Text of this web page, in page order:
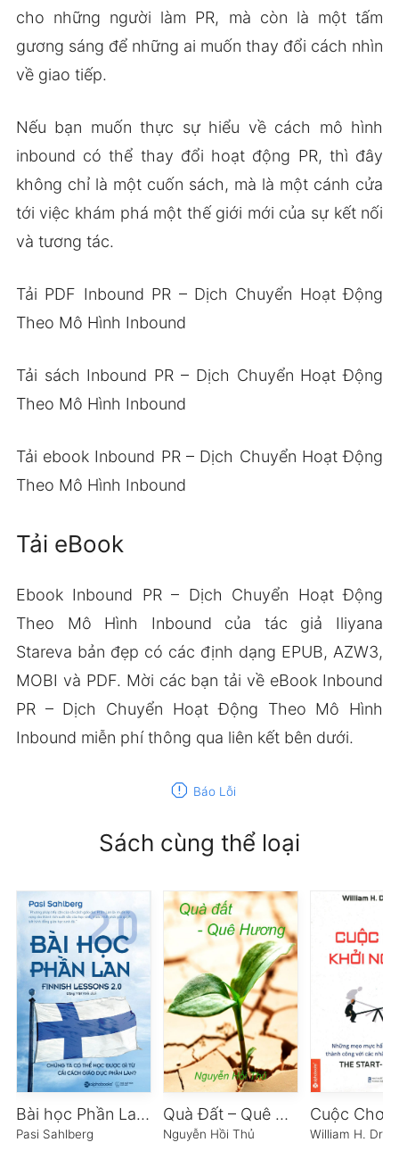
cho những người làm PR, mà còn là một tấm
gương sáng để những ai muốn thay đổi cách nhìn
về giao tiếp.
Nếu bạn muốn thực sự hiểu về cách mô hình
inbound có thể thay đổi hoạt động PR, thì đây
không chỉ là một cuốn sách, mà là một cánh cửa
tới việc khám phá một thế giới mới của sự kết nối
và tương tác.
Tải PDF Inbound PR – Dịch Chuyển Hoạt Động
Theo Mô Hình Inbound
Tải sách Inbound PR – Dịch Chuyển Hoạt Động
Theo Mô Hình Inbound
Tải ebook Inbound PR – Dịch Chuyển Hoạt Động
Theo Mô Hình Inbound
Tải eBook
Ebook Inbound PR – Dịch Chuyển Hoạt Động
Theo Mô Hình Inbound của tác giả Iliyana
Stareva bản đẹp có các định dạng EPUB, AZW3,
MOBI và PDF. Mời các bạn tải về eBook Inbound
PR – Dịch Chuyển Hoạt Động Theo Mô Hình
Inbound miễn phí thông qua liên kết bên dưới.
report Báo Lỗi
Sách cùng thể loại
Bài học Phần Lan 2.0
Pasi Sahlberg
Quà Đất – Quê Hương
Nguyễn Hồi Thủ William H.